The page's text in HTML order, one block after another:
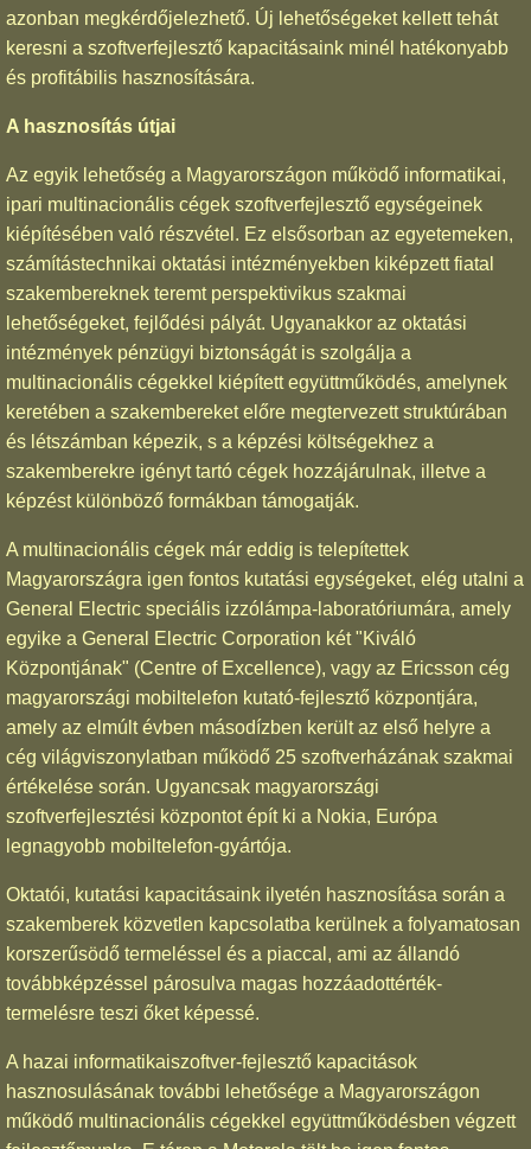
azonban megkérdőjelezhető. Új lehetőségeket kellett tehát
keresni a szoftverfejlesztő kapacitásaink minél hatékonyabb
és profitábilis hasznosítására.
A hasznosítás útjai
Az egyik lehetőség a Magyarországon működő informatikai,
ipari multinacionális cégek szoftverfejlesztő egységeinek
kiépítésében való részvétel. Ez elsősorban az egyetemeken,
számítástechnikai oktatási intézményekben kiképzett fiatal
szakembereknek teremt perspektivikus szakmai
lehetőségeket, fejlődési pályát. Ugyanakkor az oktatási
intézmények pénzügyi biztonságát is szolgálja a
multinacionális cégekkel kiépített együttműködés, amelynek
keretében a szakembereket előre megtervezett struktúrában
és létszámban képezik, s a képzési költségekhez a
szakemberekre igényt tartó cégek hozzájárulnak, illetve a
képzést különböző formákban támogatják.
A multinacionális cégek már eddig is telepítettek
Magyarországra igen fontos kutatási egységeket, elég utalni a
General Electric speciális izzólámpa-laboratóriumára, amely
egyike a General Electric Corporation két "Kiváló
Központjának" (Centre of Excellence), vagy az Ericsson cég
magyarországi mobiltelefon kutató-fejlesztő központjára,
amely az elmúlt évben másodízben került az első helyre a
cég világviszonylatban működő 25 szoftverházának szakmai
értékelése során. Ugyancsak magyarországi
szoftverfejlesztési központot épít ki a Nokia, Európa
legnagyobb mobiltelefon-gyártója.
Oktatói, kutatási kapacitásaink ilyetén hasznosítása során a
szakemberek közvetlen kapcsolatba kerülnek a folyamatosan
korszerűsödő termeléssel és a piaccal, ami az állandó
továbbképzéssel párosulva magas hozzáadottérték-
termelésre teszi őket képessé.
A hazai informatikaiszoftver-fejlesztő kapacitások
hasznosulásának további lehetősége a Magyarországon
működő multinacionális cégekkel együttműködésben végzett